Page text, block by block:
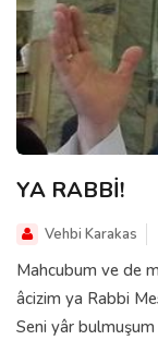
YA RABBİ!
Vehbi Karakas
Mahcubum ve de
âcizim ya Rabbi
Seni yâr